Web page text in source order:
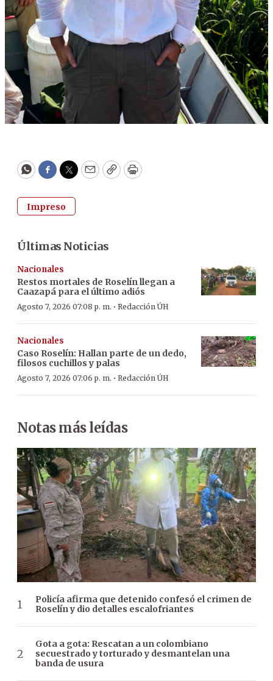
WhatsApp
Facebook
Twitter
EmailCopyPrint
Impreso
Últimas Noticias
Nacionales
Restos mortales de Roselín llegan a
Caazapá para el último adiós
Agosto 7, 2026 07:08 p. m. · Redacción ÚH
Nacionales
Caso Roselín: Hallan parte de un dedo,
filosos cuchillos y palas
Agosto 7, 2026 07:06 p. m. · Redacción ÚH
Notas más leídas
Policía afirma que detenido confesó el crimen de
Roselín y dio detalles escalofriantes
Gota a gota: Rescatan a un colombiano
secuestrado y torturado y desmantelan una
banda de usura